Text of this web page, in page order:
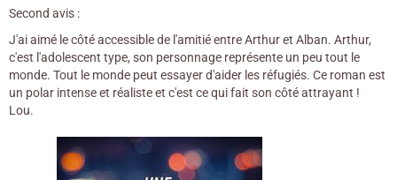
Second avis :
J'ai aimé le côté accessible de l'amitié entre Arthur et Alban. Arthur,
c'est l'adolescent type, son personnage représente un peu tout le
monde. Tout le monde peut essayer d'aider les réfugiés. Ce roman est
un polar intense et réaliste et c'est ce qui fait son côté attrayant !
Lou.